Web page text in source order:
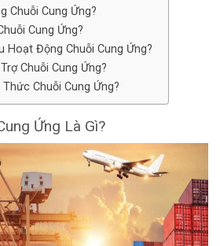
Chuỗi Cung Ứng?
Cung Ứng?
Hoạt Động Chuỗi Cung Ứng?
Chuỗi Cung Ứng?
Chuỗi Cung Ứng?
Ứng Là Gì?